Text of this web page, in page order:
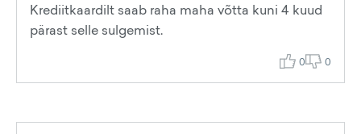
Krediitkaardilt saab raha maha võtta kuni 4 kuud
pärast selle sulgemist.
0 0